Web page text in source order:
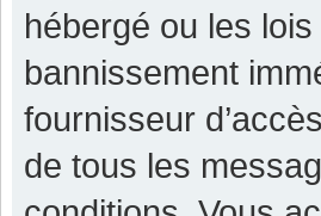
hébergé ou les
bannissement
fournisseur
de tous les